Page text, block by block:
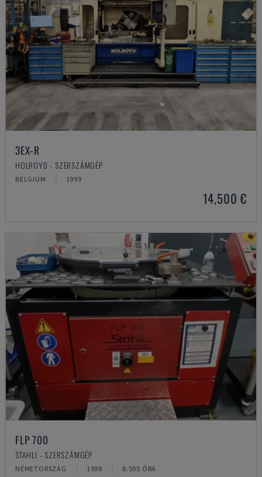
3EX-R
HOLROYD - SZERSZÁMGÉP
BELGIUM 1999
14,500 €
FLP 700
STAHLI - SZERSZÁMGÉP
NÉMETORSZÁG 1999 8.595 ÓRA